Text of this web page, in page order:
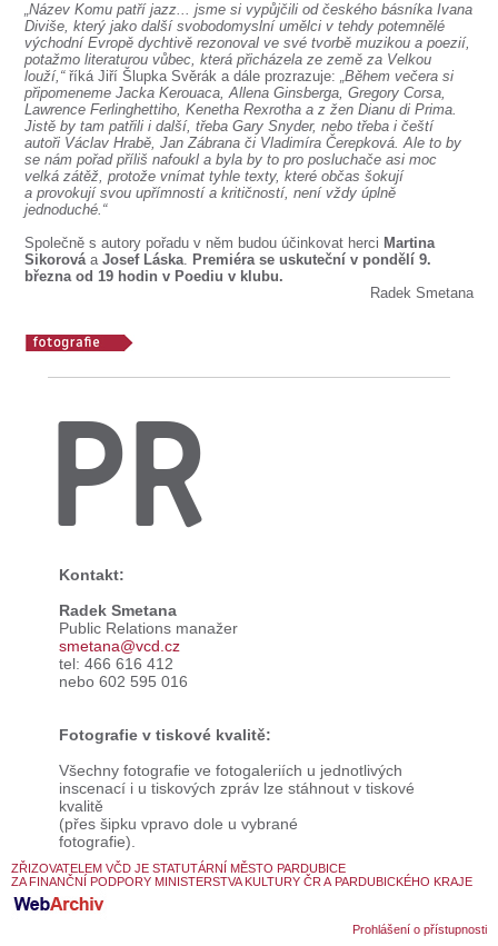
„Název Komu patří jazz... jsme si vypůjčili od českého básníka Ivana
Diviše, který jako další svobodomyslní umělci v tehdy potemnělé
východní Evropě dychtivě rezonoval ve své tvorbě muzikou a poezií,
potažmo literaturou vůbec, která přicházela ze země za Velkou
louží,“říká Jiří Šlupka Svěrák a dále prozrazuje:„Během večera si
připomeneme Jacka Kerouaca, Allena Ginsberga, Gregory Corsa,
Lawrence Ferlinghettiho, Kenetha Rexrotha a z žen Dianu di Prima.
Jistě by tam patřili i další, třeba Gary Snyder, nebo třeba i čeští
autoři Václav Hrabě, Jan Zábrana či Vladimíra Čerepková. Ale to by
se nám pořad příliš nafoukl a byla by to pro posluchače asi moc
velká zátěž, protože vnímat tyhle texty, které občas šokují
a provokují svou upřímností a kritičností, není vždy úplně
jednoduché.“
Společně s autory pořadu v něm budou účinkovat herci Martina
SikorováaJosef Láska. Premiéra se uskuteční v pondělí 9.
března od 19 hodin v Poediu v klubu.
Radek Smetana
PR
Kontakt:
Radek Smetana
Public Relations manažer
smetana@vcd.cz
tel: 466 616 412
nebo 602 595 016
Fotografie v tiskové kvalitě:
Všechny fotografie ve fotogaleriích u jednotlivých
inscenací i u tiskových zpráv lze stáhnout v tiskové
kvalitě
(přes šipku vpravo dole u vybrané
fotografie).
ZŘIZOVATELEM VČD JE STATUTÁRNÍ MĚSTO PARDUBICE
ZA FINANČNÍ PODPORY MINISTERSTVA KULTURY ČR A PARDUBICKÉHO KRAJE
Prohlášení o přístupnosti